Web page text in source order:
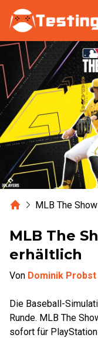
Zum Hauptinhalt springen
HomeMLB The
MLB The
erhältlich
Von Dominik Probst
Die Baseball-
Runde. MLB The
sofort für